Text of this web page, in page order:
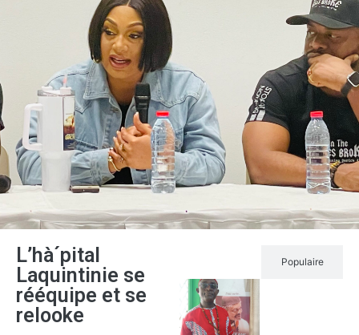
L’hà´pital
Laquintinie se
rééquipe et se
relooke
Populaire